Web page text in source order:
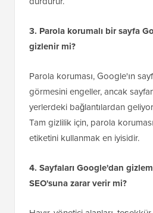
hiçbir bağlantıyı takip
Bir sayfayı arama
etiketini gerektirir. Her ikisini
bağlantıları aracılığıyla diğer
durdurur.
3. Parola korumalı bir sayfa
gizlenir mi?
Parola koruması, Google'ın
görmesini engeller, ancak